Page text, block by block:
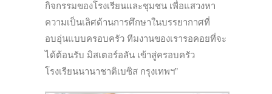
กิจกรรมของโรงเรียนและชุมชน เพื่อแสวงหา
ความเป็นเลิศด้านการศึกษาในบรรยากาศที่
อบอุ่นแบบครอบครัว ทีมงานของเรารอคอยที่จะ
ได้ต้อนรับ มิสเตอร์อลัน เข้าสู่ครอบครัว
โรงเรียนนานาชาติเบซิส กรุงเทพฯ”